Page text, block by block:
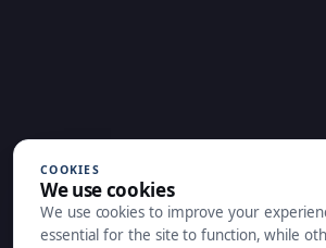
COOKIES
We use cookies
We use cookies to improve your
essential for the site to function, while